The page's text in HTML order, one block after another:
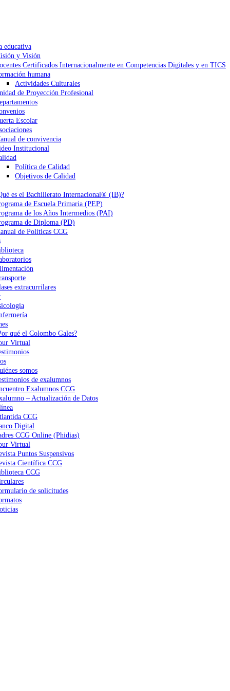
educativa
y Visión
Certificados Internacionalmente en Competencias Digitales y en TICS
humana
Actividades Culturales
de Proyección Profesional
Escolar
de convivencia
Institucional
Política de Calidad
Objetivos de Calidad
es el Bachillerato Internacional® (IB)?
de Escuela Primaria (PEP)
de los Años Intermedios (PAI)
de Diploma (PD)
de Políticas CCG
extracurrilares
qué el Colombo Gales?
Virtual
somos
de exalumnos
Exalumnos CCG
– Actualización de Datos
CCG
Digital
CCG Online (Phidias)
Virtual
Puntos Suspensivos
Científica CCG
CCG
de solicitudes